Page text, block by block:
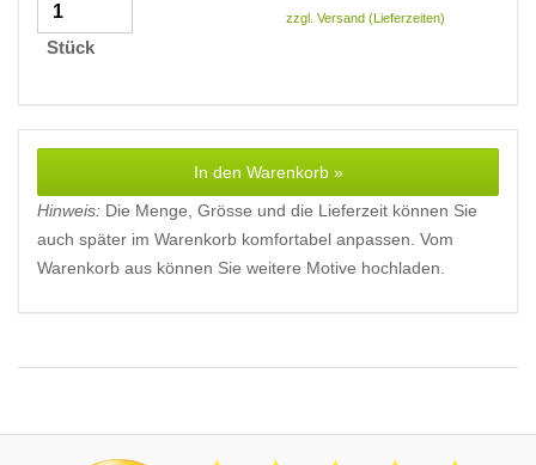
Stück
zzgl. Versand (Lieferzeiten)
In den Warenkorb »
Hinweis: Die Menge, Grösse und die Lieferzeit können Sie
auch später im Warenkorb komfortabel anpassen. Vom
Warenkorb aus können Sie weitere Motive hochladen.